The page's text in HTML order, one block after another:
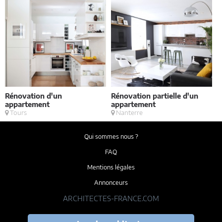
Rénovation d'un
appartement
Tours
Rénovation partielle d'un
appartement
Nanterre
Qui sommes nous ?
FAQ
Mentions légales
Annonceurs
ARCHITECTES-FRANCE.COM